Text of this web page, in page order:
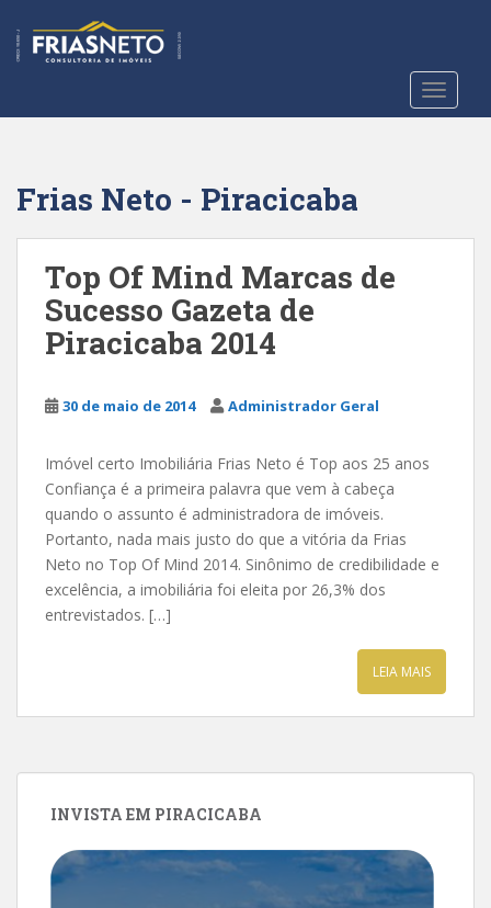
t
Frias Neto - Piracicaba
Top Of Mind Marcas de
Sucesso Gazeta de
Piracicaba 2014
30 de maio de 2014 Administrador Geral
Imóvel certo Imobiliária Frias Neto é Top aos 25 anos
Confiança é a primeira palavra que vem à cabeça
quando o assunto é administradora de imóveis.
Portanto, nada mais justo do que a vitória da Frias
Neto no Top Of Mind 2014. Sinônimo de credibilidade e
excelência, a imobiliária foi eleita por 26,3% dos
entrevistados. […]
LEIA MAIS
INVISTA EM PIRACICABA